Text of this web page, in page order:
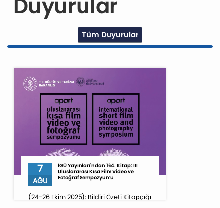
Duyurular
Tüm Duyurular
7
AĞU
İGÜ Yayınları'ndan 164. Kitap: III.
Uluslararası Kısa Film Video ve
Fotoğraf Sempozyumu
(24-26 Ekim 2025): Bildiri Özeti Kitapçığı